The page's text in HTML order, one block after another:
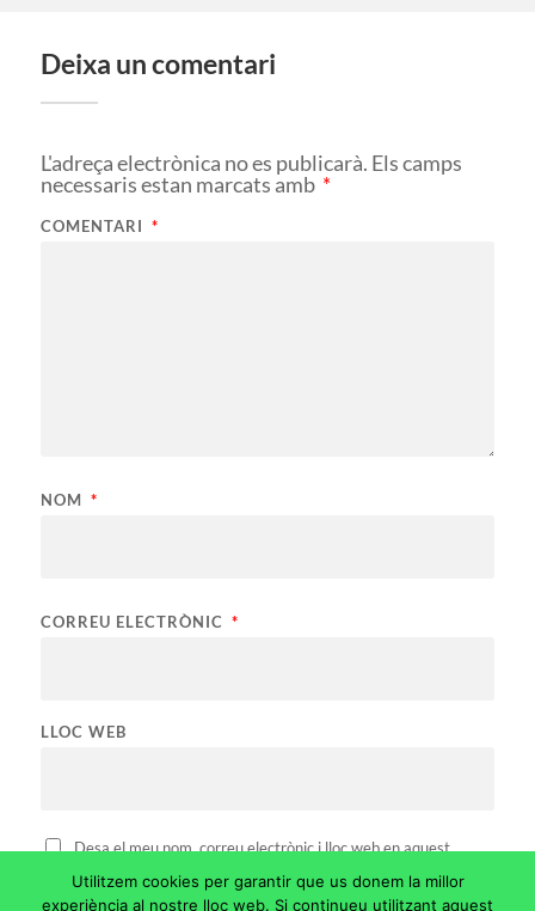
Deixa un comentari
L'adreça electrònica no es publicarà. Els camps
necessaris estan marcats amb *
COMENTARI *
NOM *
CORREU ELECTRÒNIC *
LLOC WEB
Desa el meu nom, correu electrònic i lloc web en aquest
navegador per a la pròxima vegada que comenti.
Utilitzem cookies per garantir que us donem la millor
experiència al nostre lloc web. Si continueu utilitzant aquest